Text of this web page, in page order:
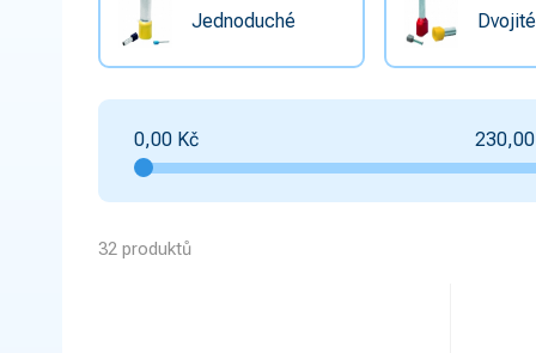
Jednoduché Dvojité
0,00 Kč 230,00
32 produktů